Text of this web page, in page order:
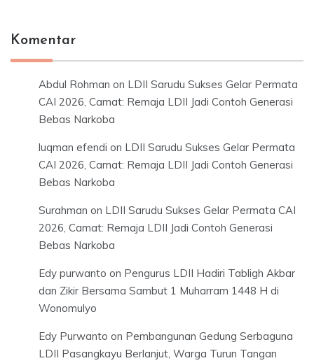
Komentar
Abdul Rohman on LDII Sarudu Sukses Gelar Permata
CAI 2026, Camat: Remaja LDII Jadi Contoh Generasi
Bebas Narkoba
luqman efendi on LDII Sarudu Sukses Gelar Permata
CAI 2026, Camat: Remaja LDII Jadi Contoh Generasi
Bebas Narkoba
Surahman on LDII Sarudu Sukses Gelar Permata CAI
2026, Camat: Remaja LDII Jadi Contoh Generasi
Bebas Narkoba
Edy purwanto on Pengurus LDII Hadiri Tabligh Akbar
dan Zikir Bersama Sambut 1 Muharram 1448 H di
Wonomulyo
Edy Purwanto on Pembangunan Gedung Serbaguna
LDII Pasangkayu Berlanjut, Warga Turun Tangan